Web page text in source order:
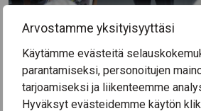
Arvostamme yksityisyyttäsi
Käytämme evästeitä
parantamiseksi, personoitujen
tarjoamiseksi ja liikenteemme
Hyväksyt evästeidemme käytön
Tapparan verkkosivuilta
Seniorilipun lunastamiseen.
Senioriliput ovat lunastettavissa